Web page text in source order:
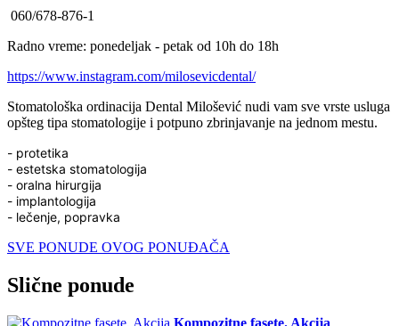
060/678-876-1
Radno vreme: ponedeljak - petak od 10h do 18h
https://www.instagram.com/milosevicdental/
Stomatološka ordinacija Dental Milošević nudi vam sve vrste usluga
opšteg tipa stomatologije i potpuno zbrinjavanje na jednom mestu.
- protetika
- estetska stomatologija
- oralna hirurgija
- implantologija
- lečenje, popravka
SVE PONUDE OVOG PONUĐAČA
Slične ponude
Kompozitne fasete. Akcija